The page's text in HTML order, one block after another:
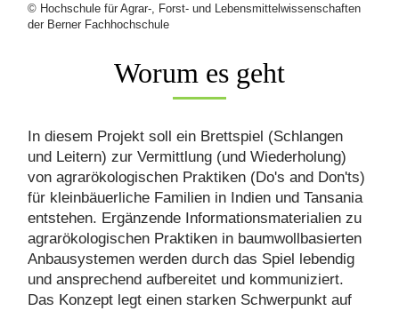
© Hochschule für Agrar-, Forst- und Lebensmittelwissenschaften
der Berner Fachhochschule
Worum es geht
In diesem Projekt soll ein Brettspiel (Schlangen
und Leitern) zur Vermittlung (und Wiederholung)
von agrarökologischen Praktiken (Do's and Don'ts)
für kleinbäuerliche Familien in Indien und Tansania
entstehen. Ergänzende Informationsmaterialien zu
agrarökologischen Praktiken in baumwollbasierten
Anbausystemen werden durch das Spiel lebendig
und ansprechend aufbereitet und kommuniziert.
Das Konzept legt einen starken Schwerpunkt auf